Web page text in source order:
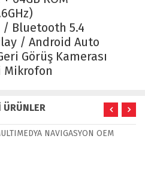
/ Bluetooth 5.4
/ Android Auto
Görüş Kamerası
Mikrofon
ÜRÜNLER